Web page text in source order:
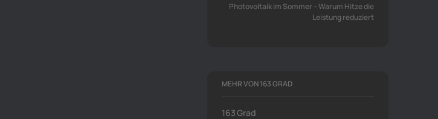
Photovoltaik im Sommer – Warum Hitze die
Leistung reduziert
MEHR VON 163 GRAD
163 Grad